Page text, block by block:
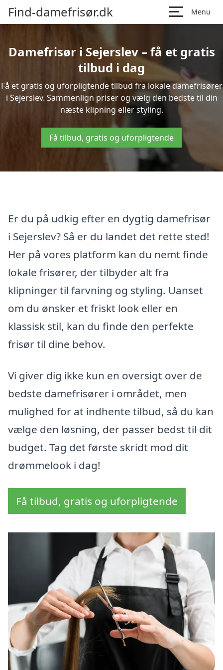
Find-damefrisør.dk Menu
Damefrisør i Sejerslev – få et gratis
tilbud i dag
Få et gratis og uforpligtende tilbud fra lokale damefrisører
i Sejerslev. Sammenlign priser og vælg den bedste til din
næste klipning eller styling.
Få tilbud, gratis og uforpligtende
Er du på udkig efter en dygtig damefrisør
i Sejerslev? Så er du landet det rette sted!
Her på vores platform kan du nemt finde
lokale frisører, der tilbyder alt fra
klipninger til farvning og styling. Uanset
om du ønsker et friskt look eller en
klassisk stil, kan du finde den perfekte
frisør til dine behov.
Vi giver dig ikke kun en oversigt over de
bedste damefrisører i området, men
mulighed for at indhente tilbud, så du kan
vælge den løsning, der passer bedst til dit
budget. Tag det første skridt mod dit
drømmelook i dag!
Få tilbud, gratis og uforpligtende